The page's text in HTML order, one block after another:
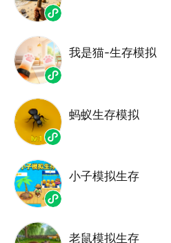
我是猫-生存模拟
蚂蚁生存模拟
小子模拟生存
老鼠模拟生存